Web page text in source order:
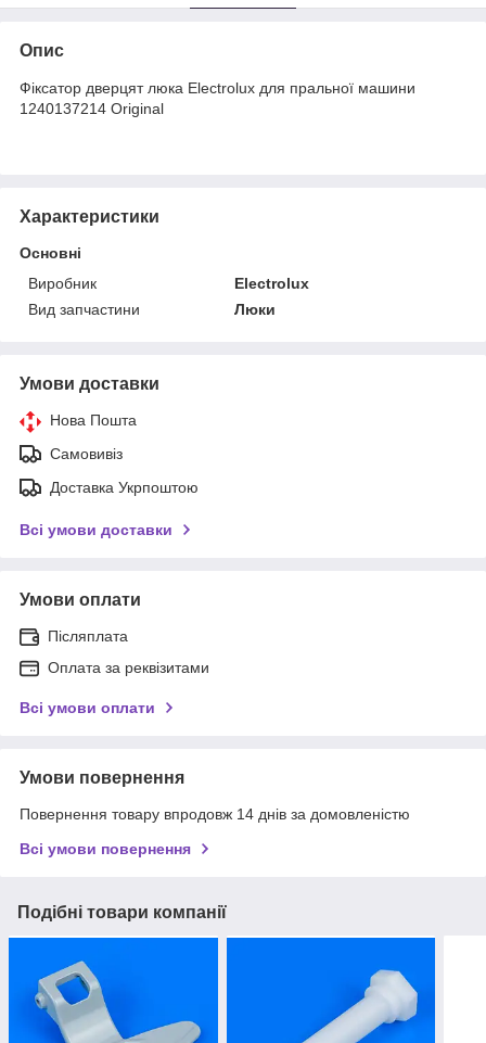
Опис
Фіксатор дверцят люка Electrolux для пральної машини
1240137214 Original
Характеристики
Основні
Виробник
Electrolux
Вид запчастини
Люки
Умови доставки
Нова Пошта
Самовивіз
Доставка Укрпоштою
Всі умови доставки
Умови оплати
Післяплата
Оплата за реквізитами
Всі умови оплати
Умови повернення
Повернення товару впродовж 14 днів за домовленістю
Всі умови повернення
Подібні товари компанії